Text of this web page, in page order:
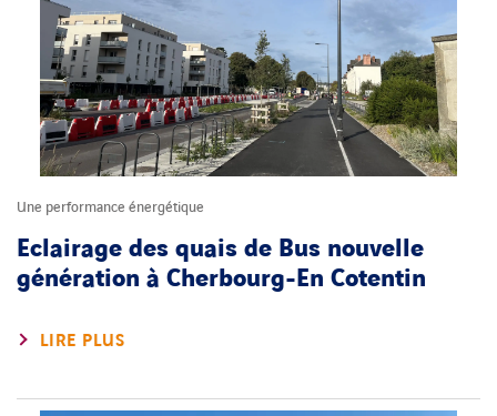
Une performance énergétique
Eclairage des quais de Bus nouvelle
génération à Cherbourg-En Cotentin
LIRE PLUS